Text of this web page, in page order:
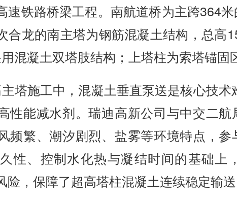
速铁路桥梁工程。南航道桥为主跨364
合龙的南主塔为钢筋混凝土结构，总高
混凝土双塔肢结构；上塔柱为索塔锚固
塔施工中，混凝土垂直泵送是核心技术
性能减水剂。瑞迪高新公司与中交二
频繁、潮汐剧烈、盐雾等环境特点，参
性、控制水化热与凝结时间的基础上
，保障了超高塔柱混凝土连续稳定输送